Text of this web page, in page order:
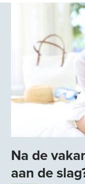
Na de
aan de